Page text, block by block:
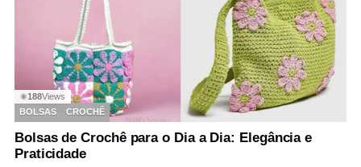
◉188Views
BOLSAS
CROCHÊ
Bolsas de Crochê para o Dia a Dia: Elegância e
Praticidade